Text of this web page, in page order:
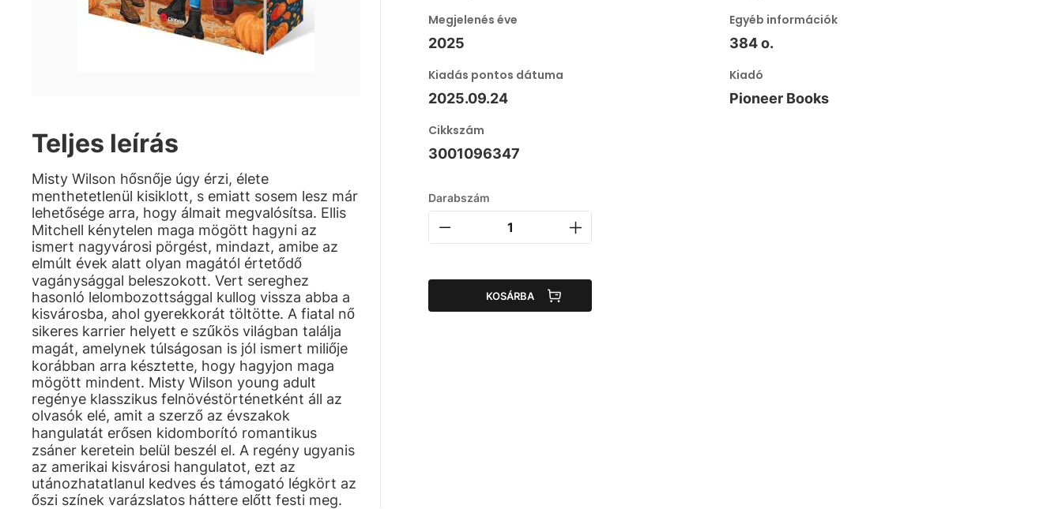
Teljes leírás
Misty Wilson hősnője úgy érzi, élete
menthetetlenül kisiklott, s emiatt sosem lesz már
lehetősége arra, hogy álmait megvalósítsa. Ellis
Mitchell kénytelen maga mögött hagyni az
ismert nagyvárosi pörgést, mindazt, amibe az
elmúlt évek alatt olyan magától értetődő
vagánysággal beleszokott. Vert sereghez
hasonló lelombozottsággal kullog vissza abba a
kisvárosba, ahol gyerekkorát töltötte. A fiatal nő
sikeres karrier helyett e szűkös világban találja
magát, amelynek túlságosan is jól ismert miliője
korábban arra késztette, hogy hagyjon maga
mögött mindent. Misty Wilson young adult
regénye klasszikus felnövéstörténetként áll az
olvasók elé, amit a szerző az évszakok
hangulatát erősen kidomborító romantikus
zsáner keretein belül beszél el. A regény ugyanis
az amerikai kisvárosi hangulatot, ezt az
utánozhatatlanul kedves és támogató légkört az
őszi színek varázslatos háttere előtt festi meg.
Megjelenés éve
2025
Egyéb információk
384 o.
Kiadás pontos dátuma
2025.09.24
Kiadó
Pioneer Books
Cikkszám
3001096347
Darabszám
KOSÁRBA